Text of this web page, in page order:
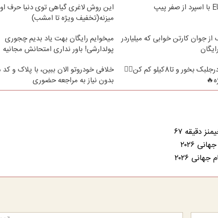
این روش لاغری گیاهی توی دنیا حرف
میزنه(تخفیف ویژه تا امشب)
جوان کارتن خوابی که میلیاردر
میخوایم رایگان بهت یاد بدیم چجوری
پولدارشی! باور نداری امتحانش مجانیه
فقط2ماه❗ پودرجلبک بخور و تا8کیلو کم کن👌🏻
خلافی خودروتو الان ببین، با پلاک و کد
بدون نیاز به مراجعه حضوری
دقیقه ۶۷
۲۰۲۶